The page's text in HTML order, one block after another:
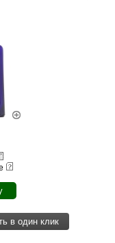
в один клик